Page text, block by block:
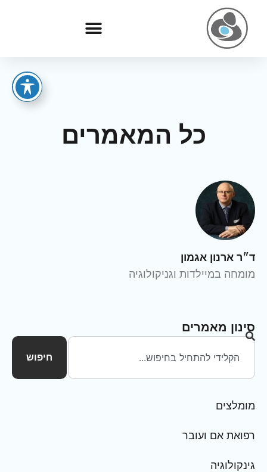
כל המאמרים
ד״ר ארנון אגמון
מומחה במיילדות וגניקולוגיה
סינון מאמרים
חיפוש
מומלצים
רפואת אם ועובר
גינקולוגיה